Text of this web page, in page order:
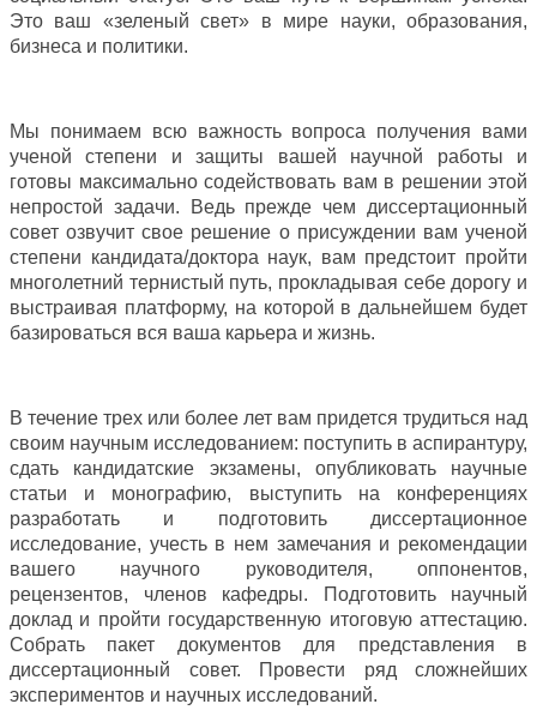
Это ваш «зеленый свет» в мире науки, образования,
бизнеса и политики.
Мы понимаем всю важность вопроса получения вами
ученой степени и защиты вашей научной работы и
готовы максимально содействовать вам в решении этой
непростой задачи. Ведь прежде чем диссертационный
совет озвучит свое решение о присуждении вам ученой
степени кандидата/доктора наук, вам предстоит пройти
многолетний тернистый путь, прокладывая себе дорогу и
выстраивая платформу, на которой в дальнейшем будет
базироваться вся ваша карьера и жизнь.
В течение трех или более лет вам придется трудиться над
своим научным исследованием: поступить в аспирантуру,
сдать кандидатские экзамены, опубликовать научные
статьи и монографию, выступить на конференциях
разработать и подготовить диссертационное
исследование, учесть в нем замечания и рекомендации
вашего научного руководителя, оппонентов,
рецензентов, членов кафедры. Подготовить научный
доклад и пройти государственную итоговую аттестацию.
Собрать пакет документов для представления в
диссертационный совет. Провести ряд сложнейших
экспериментов и научных исследований.